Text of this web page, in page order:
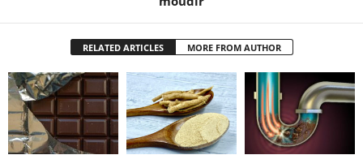
RELATED ARTICLES MORE FROM AUTHOR